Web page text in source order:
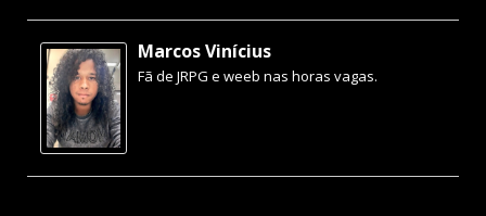
Marcos Vinícius
Fã de JRPG e weeb nas horas vagas.